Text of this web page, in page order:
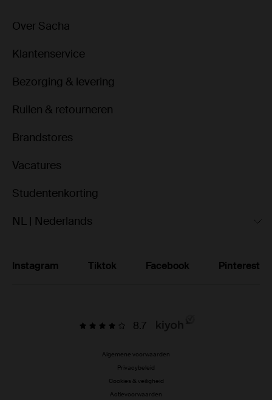
Over Sacha
Klantenservice
Bezorging & levering
Ruilen & retourneren
Brandstores
Vacatures
Studentenkorting
NL | Nederlands
Instagram Tiktok Facebook Pinterest
8.7
Algemene voorwaarden
Privacybeleid
Cookies & veiligheid
Actievoorwaarden